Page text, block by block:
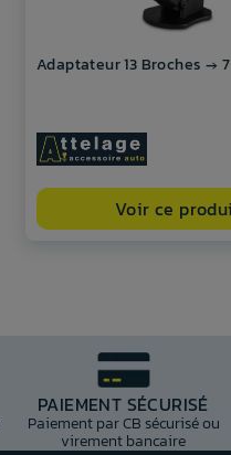
Adaptateur 13 Broches →
Voir ce
PAIEMENT SÉCURISÉ
Paiement par CB sécurisé ou
virement bancaire